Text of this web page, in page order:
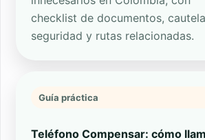
checklist de documentos,
seguridad y rutas relacionadas.
Guía práctica
Teléfono Compensar: cómo